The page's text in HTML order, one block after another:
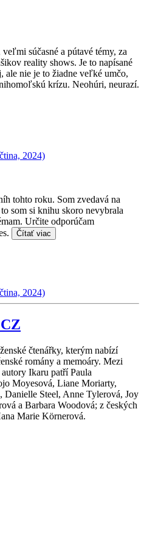
súčasné a pútavé témy, za
reality shows. Je to napísané
ale nie je to žiadne veľké umčo,
krízu. Neohúri, neurazí.
2024)
tohto roku. Som zvedavá na
som si knihu skoro nevybrala
Určite odporúčam
Čítať viac
2024)
čtenářky, kterým nabízí
romány a memoáry. Mezi
autory Ikaru patří Paula
Moyesová, Liane Moriarty,
Danielle Steel, Anne Tylerová, Joy
a Barbara Woodová; z českých
Marie Körnerová.